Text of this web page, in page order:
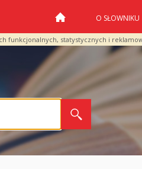
funkcjonalnych, statystycznych i
O SŁOWNIKU